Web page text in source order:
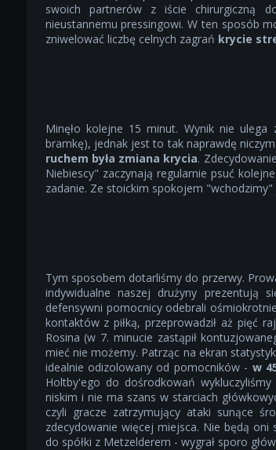
swoich partnerów z iście chirurgiczną
nieustannemu pressingowi. W ten sposób
zniwelować liczbę celnych zagrań krycie
Minęło kolejne 15 minut. Wynik nie ulega
bramkę), jednak jest to tak naprawdę
ruchem była zmiana krycia.
Niebiescy" zaczynają regularnie psuć
zadanie. Ze stoickim spokojem
Tym sposobem dotarliśmy do przerwy.
indywidualne naszej drużyny prezentują
defensywni pomocnicy odebrali
kontaktów z piłką, przeprowadził aż pięć
Rosina (w 7. minucie zastąpił
mieć nie możemy. Patrząc na ekran
idealnie odizolowany od pomocników - w
Holtby'ego do dośrodkowań
niskim i nie ma szans w starciach
czyli gracze zatrzymujący ataki sunące
zdecydowanie więcej miejsca. Nie będą
do spółki z Metzelderem - wygrał sporo